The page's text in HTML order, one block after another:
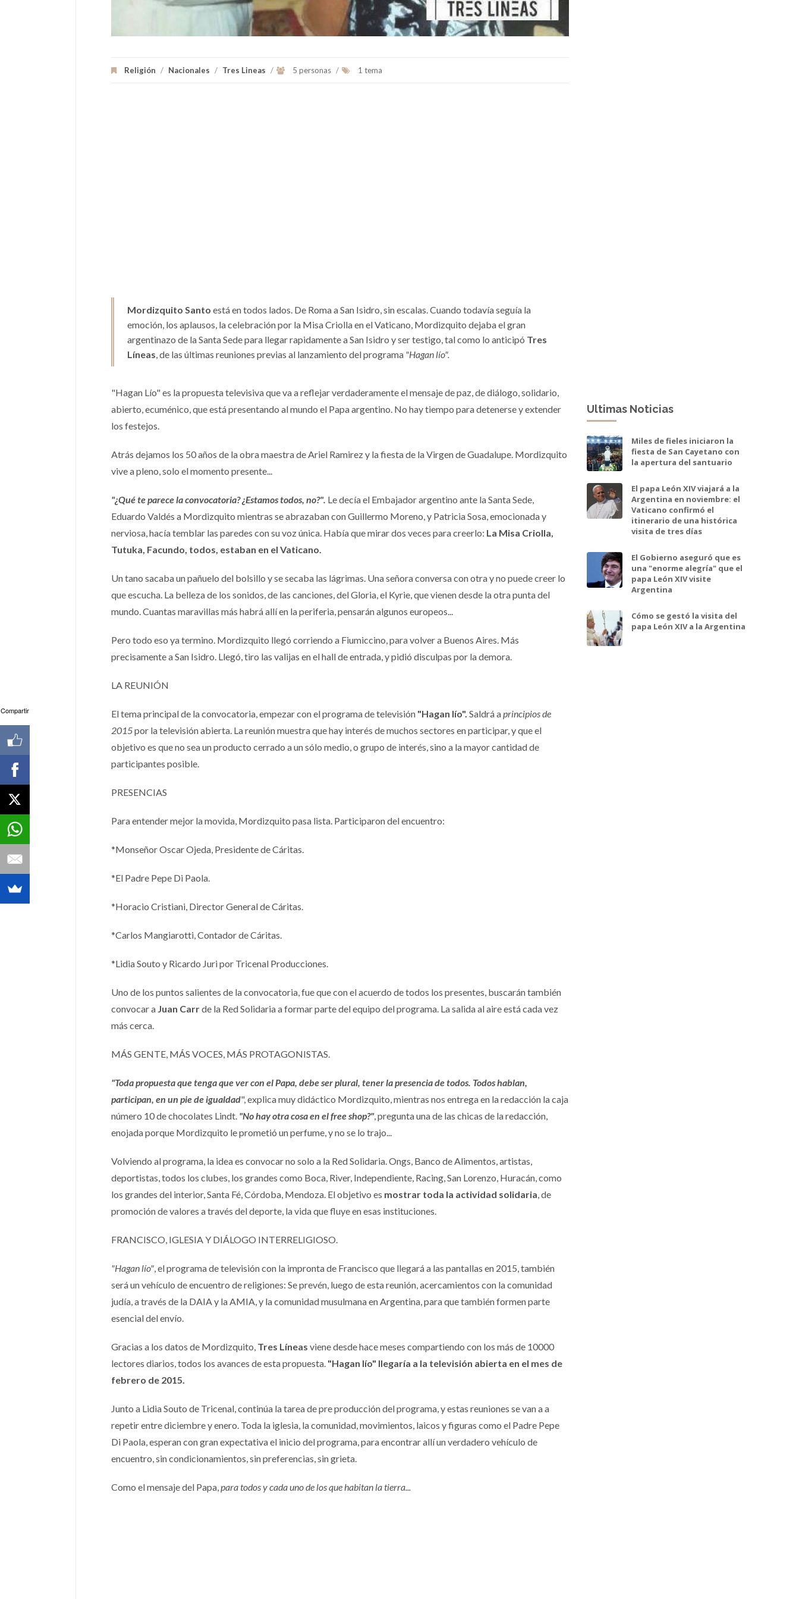
Religión / Nacionales / Tres Lineas / 5 personas / 1 tema
Mordizquito Santo está en todos lados. De Roma a San Isidro, sin escalas. Cuando todavía seguía la
emoción, los aplausos, la celebración por la Misa Criolla en el Vaticano, Mordizquito dejaba el gran
argentinazo de la Santa Sede para llegar rapidamente a San Isidro y ser testigo, tal como lo anticipó Tres
Líneas , de las últimas reuniones previas al lanzamiento del programa "Hagan lío".
"Hagan Lío" es la propuesta televisiva que va a reflejar verdaderamente el mensaje de paz, de diálogo, solidario,
abierto, ecuménico, que está presentando al mundo el Papa argentino. No hay tiempo para detenerse y extender
los festejos.
Atrás dejamos los 50 años de la obra maestra de Ariel Ramirez y la fiesta de la Virgen de Guadalupe. Mordizquito
vive a pleno, solo el momento presente...
"¿Qué te parece la convocatoria? ¿Estamos todos, no?". Le decía el Embajador argentino ante la Santa Sede,
Eduardo Valdés a Mordizquito mientras se abrazaban con Guillermo Moreno, y Patricia Sosa, emocionada y
nerviosa, hacía temblar las paredes con su voz única. Había que mirar dos veces para creerlo: La Misa Criolla,
Tutuka, Facundo, todos, estaban en el Vaticano.
Un tano sacaba un pañuelo del bolsillo y se secaba las lágrimas. Una señora conversa con otra y no puede creer lo
que escucha. La belleza de los sonidos, de las canciones, del Gloria, el Kyrie, que vienen desde la otra punta del
mundo. Cuantas maravillas más habrá allí en la periferia, pensarán algunos europeos...
Pero todo eso ya termino. Mordizquito llegó corriendo a Fiumiccino, para volver a Buenos Aires. Más
precisamente a San Isidro. Llegó, tiro las valijas en el hall de entrada, y pidió disculpas por la demora.
LA REUNIÓN
El tema principal de la convocatoria, empezar con el programa de televisión "Hagan lío". Saldrá a principios de
2015por la televisión abierta. La reunión muestra que hay interés de muchos sectores en participar, y que el
objetivo es que no sea un producto cerrado a un sólo medio, o grupo de interés, sino a la mayor cantidad de
participantes posible.
PRESENCIAS
Para entender mejor la movida, Mordizquito pasa lista. Participaron del encuentro:
*Monseñor Oscar Ojeda, Presidente de Cáritas.
*El Padre Pepe Di Paola.
*Horacio Cristiani, Director General de Cáritas.
*Carlos Mangiarotti, Contador de Cáritas.
*Lidia Souto y Ricardo Juri por Tricenal Producciones.
Uno de los puntos salientes de la convocatoria, fue que con el acuerdo de todos los presentes, buscarán también
convocar a Juan Carrde la Red Solidaria a formar parte del equipo del programa. La salida al aire está cada vez
más cerca.
MÁS GENTE, MÁS VOCES, MÁS PROTAGONISTAS.
"Toda propuesta que tenga que ver con el Papa, debe ser plural, tener la presencia de todos. Todos hablan,
participan, en un pie de igualdad", explica muy didáctico Mordizquito, mientras nos entrega en la redacción la caja
número 10 de chocolates Lindt. "No hay otra cosa en el free shop?", pregunta una de las chicas de la redacción,
enojada porque Mordizquito le prometió un perfume, y no se lo trajo...
Volviendo al programa, la idea es convocar no solo a la Red Solidaria. Ongs, Banco de Alimentos, artistas,
deportistas, todos los clubes, los grandes como Boca, River, Independiente, Racing, San Lorenzo, Huracán, como
los grandes del interior, Santa Fé, Córdoba, Mendoza. El objetivo es mostrar toda la actividad solidaria , de
promoción de valores a través del deporte, la vida que fluye en esas instituciones.
FRANCISCO, IGLESIA Y DIÁLOGO INTERRELIGIOSO.
"Hagan lío" , el programa de televisión con la impronta de Francisco que llegará a las pantallas en 2015, también
será un vehículo de encuentro de religiones: Se prevén, luego de esta reunión, acercamientos con la comunidad
judía, a través de la DAIA y la AMIA, y la comunidad musulmana en Argentina, para que también formen parte
esencial del envío.
Gracias a los datos de Mordizquito, Tres Líneas viene desde hace meses compartiendo con los más de 10000
lectores diarios, todos los avances de esta propuesta. "Hagan lío" llegaría a la televisión abierta en el mes de
febrero de 2015.
Junto a Lidia Souto de Tricenal, continúa la tarea de pre producción del programa, y estas reuniones se van a a
repetir entre diciembre y enero. Toda la iglesia, la comunidad, movimientos, laicos y figuras como el Padre Pepe
Di Paola, esperan con gran expectativa el inicio del programa, para encontrar allí un verdadero vehículo de
encuentro, sin condicionamientos, sin preferencias, sin grieta.
Como el mensaje del Papa, para todos y cada uno de los que habitan la tierra...
Ultimas Noticias
Miles de fieles iniciaron la
fiesta de San Cayetano con
la apertura del santuario
El papa León XIV viajará a la
Argentina en noviembre: el
Vaticano confirmó el
itinerario de una histórica
visita de tres días
El Gobierno aseguró que es
una "enorme alegría" que el
papa León XIV visite
Argentina
Cómo se gestó la visita del
papa León XIV a la Argentina
Compartir